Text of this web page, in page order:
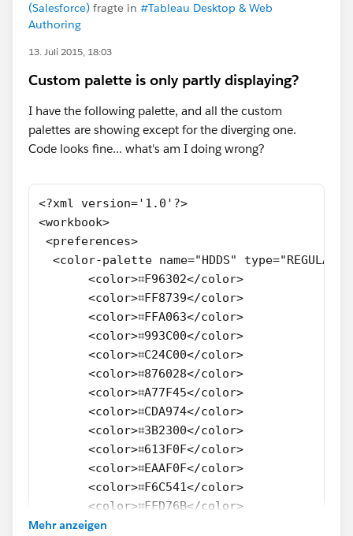
(Salesforce) fragte in #Tableau Desktop & Web
Authoring
13. Juli 2015, 18:03
Custom palette is only partly displaying?
I have the following palette, and all the custom
palettes are showing except for the diverging one.
Code looks fine... what's am I doing wrong?
<?xml version='1.0'?>
<workbook>
<preferences>
<color-palette name="HDDS" type="REGULAR">
<color>⌗F96302</color>
<color>⌗FF8739</color>
<color>⌗FFA063</color>
<color>⌗993C00</color>
<color>⌗C24C00</color>
<color>⌗876028</color>
<color>⌗A77F45</color>
<color>⌗CDA974</color>
<color>⌗3B2300</color>
<color>⌗613F0F</color>
<color>⌗EAAF0F</color>
<color>⌗F6C541</color>
<color>⌗FFD76B</color>
<color>⌗906900</color>
Mehr anzeigen